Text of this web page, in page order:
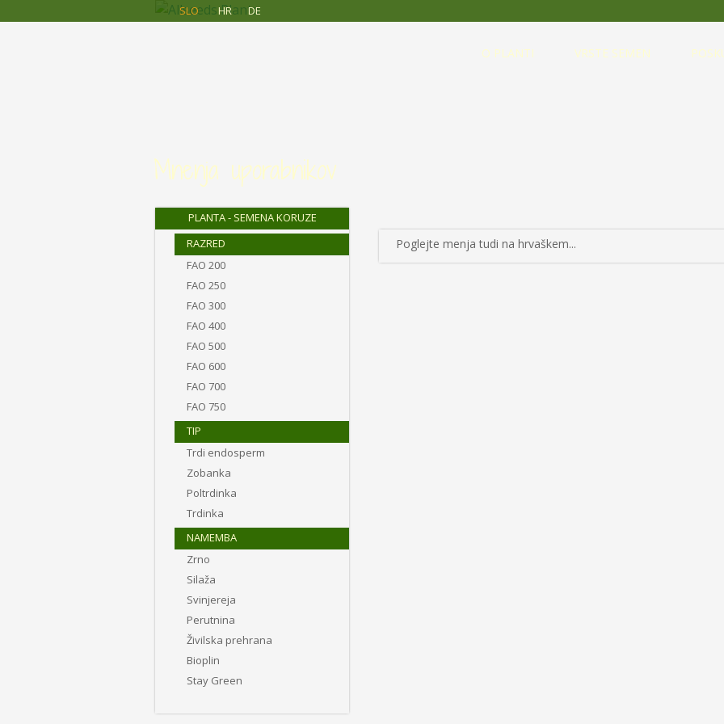
SLO HR DE
Allseeds
O PLANTI VRSTE SEMEN
Mnenja uporabnikov
Poglejte menja tudi na hrvaškem...
PLANTA - SEMENA KORUZE
RAZRED
FAO 200
FAO 250
FAO 300
FAO 400
FAO 500
FAO 600
FAO 700
FAO 750
TIP
Trdi endosperm
Zobanka
Poltrdinka
Trdinka
NAMEMBA
Zrno
Silaža
Svinjereja
Perutnina
Živilska prehrana
Bioplin
Stay Green